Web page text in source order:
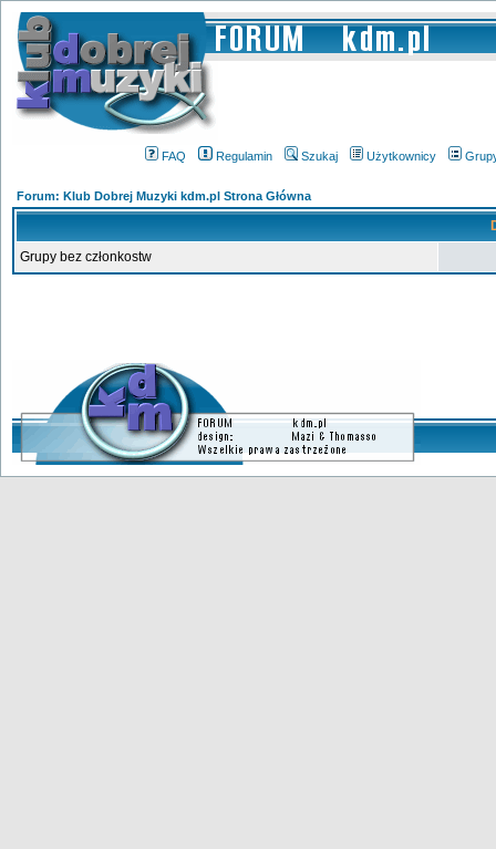
FAQ Regulamin Szukaj Użytkownicy
Forum: Klub Dobrej Muzyki kdm.pl Strona Główna
Grupy bez członkostw